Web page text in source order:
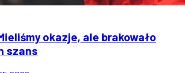
okazje, ale brakowało
szans